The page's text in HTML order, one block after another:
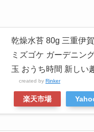
乾燥水苔 80g 三重伊
ミズゴケ ガーデニン
玉 おうち時間 新しい
created by Rinker
楽天市場